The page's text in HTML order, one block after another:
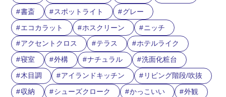
書斎
スポットライト
グレー
エコカラット
ホスクリーン
ニッチ
アクセントクロス
テラス
ホテルライク
寝室
外構 ナチュラル
洗面化粧台
木目調
アイランドキッチン
リビング階段/吹抜
収納
シューズクローク かっこいい
外観